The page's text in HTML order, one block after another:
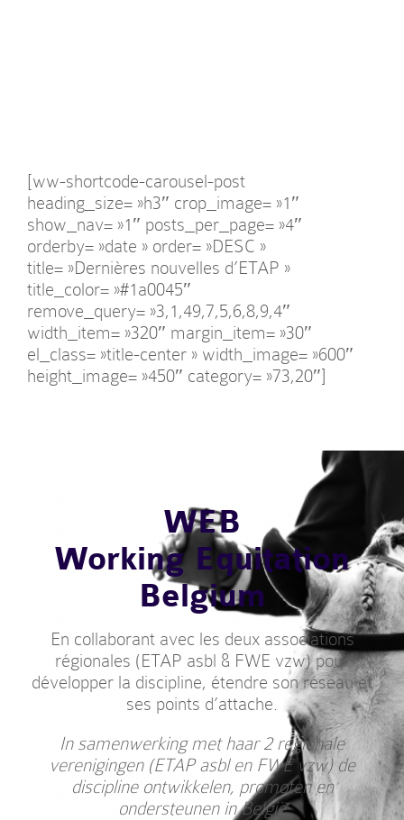
[ww-shortcode-carousel-post
heading_size= »h3″ crop_image= »1″
show_nav= »1″ posts_per_page= »4″
orderby= »date » order= »DESC »
title= »Dernières nouvelles d’ETAP »
title_color= »#1a0045″
remove_query= »3,1,49,7,5,6,8,9,4″
width_item= »320″ margin_item= »30″
el_class= »title-center » width_image= »600″
height_image= »450″ category= »73,20″]
WEB
Working Equitation
Belgium
En collaborant avec les deux associations
régionales (ETAP asbl & FWE vzw) pour
développer la discipline, étendre son réseau et
ses points d’attache.
In samenwerking met haar 2 regionale
verenigingen (ETAP asbl en FWE vzw) de
discipline ontwikkelen, promoten en
ondersteunen in België